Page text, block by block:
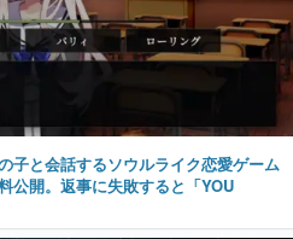
子と会話するソウルライク恋愛ゲーム
公開。返事に失敗すると「YOU